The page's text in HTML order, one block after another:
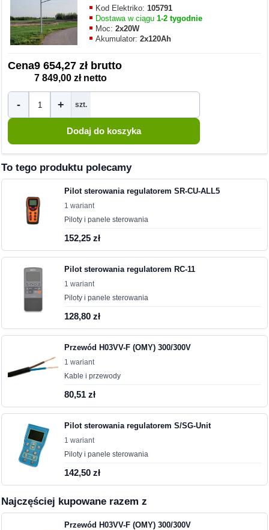
Kod Elektriko:105791
Dostawa w ciągu1-2 tygodnie
Moc:2x20W
Akumulator:2x120Ah
Cena9 654,27 zł brutto
7 849,00 zł netto
- + szt.
To tego produktu polecamy
Pilot sterowania regulatorem SR-CU-ALL5
1 wariant
Piloty i panele sterowania
152,25 zł
Pilot sterowania regulatorem RC-11
1 wariant
Piloty i panele sterowania
128,80 zł
Przewód H03VV-F (OMY) 300/300V
1 wariant
Kable i przewody
80,51 zł
Pilot sterowania regulatorem S/SG-Unit
1 wariant
Piloty i panele sterowania
142,50 zł
Najczęściej kupowane razem z
Przewód H03VV-F (OMY) 300/300V